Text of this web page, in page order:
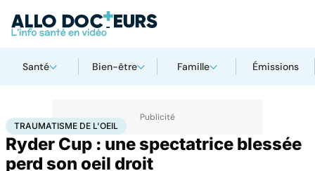
Santé Bien-être Famille Émissions
AccueilBien-être Sport santéTraumatisme de l'oeil
TRAUMATISME DE L'OEIL
Ryder Cup : une spectatrice blessée
perd son oeil droit